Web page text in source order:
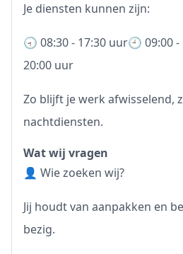
Je diensten kunnen zijn:
🕣 08:30 - 17:30 uur🕘 09:00
20:00 uur
Zo blijft je werk afwisselend,
nachtdiensten.
Wat wij vragen
👤 Wie zoeken wij?
Jij houdt van aanpakken en
bezig.